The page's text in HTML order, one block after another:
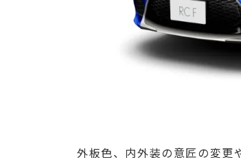
外板色、内外装の意匠の変更